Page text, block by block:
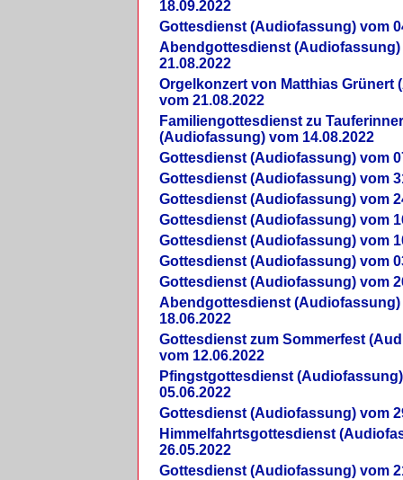
18.09.2022
Gottesdienst (Audiofassung) vom
Abendgottesdienst (Audiofassung)
21.08.2022
Orgelkonzert von Matthias Grünert
vom 21.08.2022
Familiengottesdienst zu
(Audiofassung) vom 14.08.2022
Gottesdienst (Audiofassung) vom
Gottesdienst (Audiofassung) vom
Gottesdienst (Audiofassung) vom
Gottesdienst (Audiofassung) vom
Gottesdienst (Audiofassung) vom
Gottesdienst (Audiofassung) vom
Gottesdienst (Audiofassung) vom
Abendgottesdienst (Audiofassung)
18.06.2022
Gottesdienst zum Sommerfest
vom 12.06.2022
Pfingstgottesdienst
05.06.2022
Gottesdienst (Audiofassung) vom
Himmelfahrtsgottesdienst
26.05.2022
Gottesdienst (Audiofassung) vom